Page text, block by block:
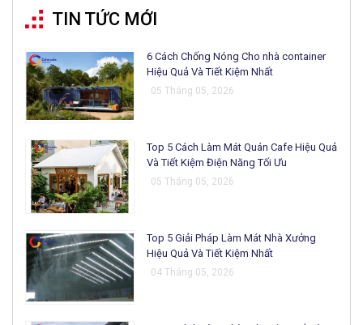
TIN TỨC MỚI
6 Cách Chống Nóng Cho nhà container
Hiệu Quả Và Tiết Kiệm Nhất
05 Tháng 05, 2026
Top 5 Cách Làm Mát Quán Cafe Hiệu Quả
Và Tiết Kiệm Điện Năng Tối Ưu
05 Tháng 05, 2026
Top 5 Giải Pháp Làm Mát Nhà Xưởng
Hiệu Quả Và Tiết Kiệm Nhất
04 Tháng 05, 2026